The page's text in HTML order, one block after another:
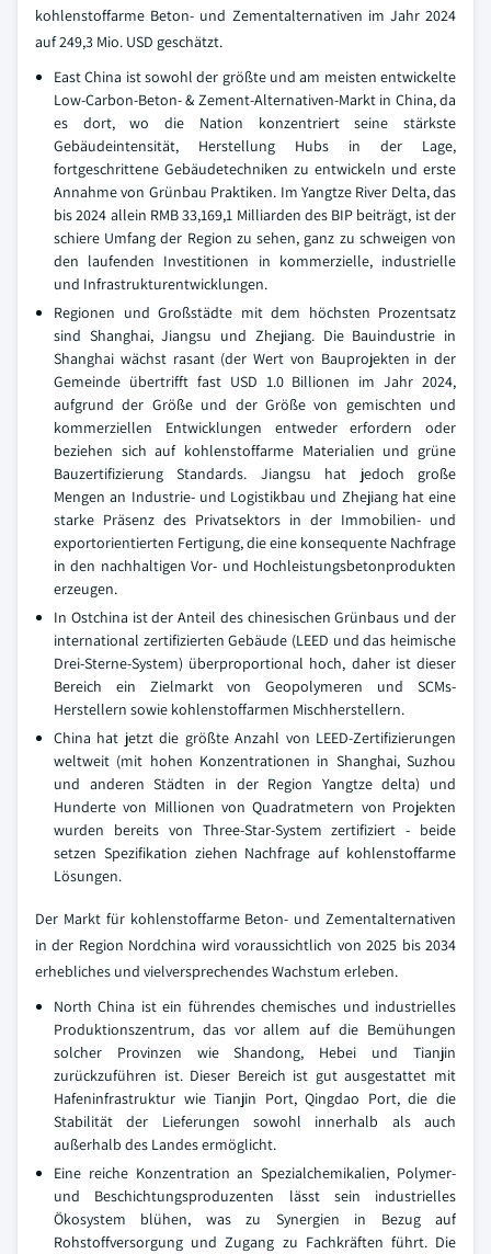
kohlenstoffarme Beton- und Zementalternativen im Jahr 2024
auf 249,3 Mio. USD geschätzt.
East China ist sowohl der größte und am meisten entwickelte
Low-Carbon-Beton- & Zement-Alternativen-Markt in China, da
es dort, wo die Nation konzentriert seine stärkste
Gebäudeintensität, Herstellung Hubs in der Lage,
fortgeschrittene Gebäudetechniken zu entwickeln und erste
Annahme von Grünbau Praktiken. Im Yangtze River Delta, das
bis 2024 allein RMB 33,169,1 Milliarden des BIP beiträgt, ist der
schiere Umfang der Region zu sehen, ganz zu schweigen von
den laufenden Investitionen in kommerzielle, industrielle
und Infrastrukturentwicklungen.
Regionen und Großstädte mit dem höchsten Prozentsatz
sind Shanghai, Jiangsu und Zhejiang. Die Bauindustrie in
Shanghai wächst rasant (der Wert von Bauprojekten in der
Gemeinde übertrifft fast USD 1.0 Billionen im Jahr 2024,
aufgrund der Größe und der Größe von gemischten und
kommerziellen Entwicklungen entweder erfordern oder
beziehen sich auf kohlenstoffarme Materialien und grüne
Bauzertifizierung Standards. Jiangsu hat jedoch große
Mengen an Industrie- und Logistikbau und Zhejiang hat eine
starke Präsenz des Privatsektors in der Immobilien- und
exportorientierten Fertigung, die eine konsequente Nachfrage
in den nachhaltigen Vor- und Hochleistungsbetonprodukten
erzeugen.
In Ostchina ist der Anteil des chinesischen Grünbaus und der
international zertifizierten Gebäude (LEED und das heimische
Drei-Sterne-System) überproportional hoch, daher ist dieser
Bereich ein Zielmarkt von Geopolymeren und SCMs-
Herstellern sowie kohlenstoffarmen Mischherstellern.
China hat jetzt die größte Anzahl von LEED-Zertifizierungen
weltweit (mit hohen Konzentrationen in Shanghai, Suzhou
und anderen Städten in der Region Yangtze delta) und
Hunderte von Millionen von Quadratmetern von Projekten
wurden bereits von Three-Star-System zertifiziert - beide
setzen Spezifikation ziehen Nachfrage auf kohlenstoffarme
Lösungen.
Der Markt für kohlenstoffarme Beton- und Zementalternativen
in der Region Nordchina wird voraussichtlich von 2025 bis 2034
erhebliches und vielversprechendes Wachstum erleben.
North China ist ein führendes chemisches und industrielles
Produktionszentrum, das vor allem auf die Bemühungen
solcher Provinzen wie Shandong, Hebei und Tianjin
zurückzuführen ist. Dieser Bereich ist gut ausgestattet mit
Hafeninfrastruktur wie Tianjin Port, Qingdao Port, die die
Stabilität der Lieferungen sowohl innerhalb als auch
außerhalb des Landes ermöglicht.
Eine reiche Konzentration an Spezialchemikalien, Polymer-
und Beschichtungsproduzenten lässt sein industrielles
Ökosystem blühen, was zu Synergien in Bezug auf
Rohstoffversorgung und Zugang zu Fachkräften führt. Die